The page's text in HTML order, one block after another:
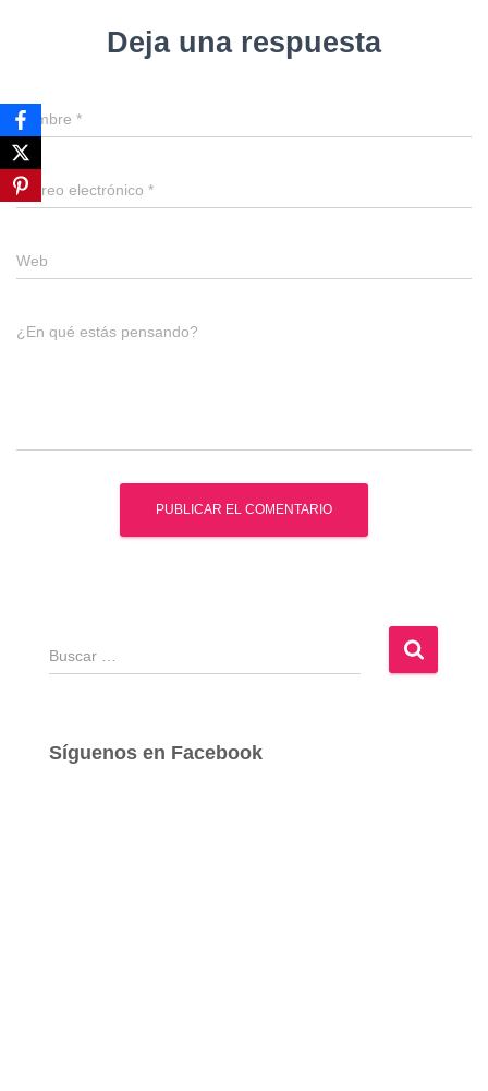
Deja una respuesta
Nombre *
Correo electrónico *
Web
¿En qué estás pensando?
B
u
a
Síguenos en Facebook